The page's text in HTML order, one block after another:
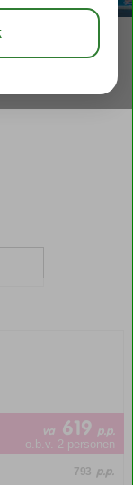
delen bewaar
va 619 p.p.
o.b.v. 2 personen
793 p.p.